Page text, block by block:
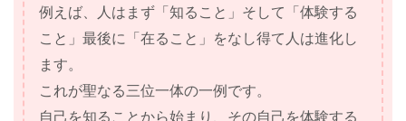
例えば、人はまず「知ること」そして「体験する
こと」最後に「在ること」をなし得て人は進化し
ます。
これが聖なる三位一体の一例です。
自己を知ることから始まり、その自己を体験する